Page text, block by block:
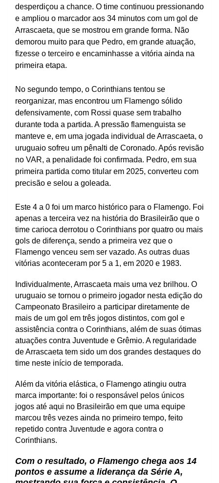
desperdiçou a chance. O time continuou pressionando
e ampliou o marcador aos 34 minutos com um gol de
Arrascaeta, que se mostrou em grande forma. Não
demorou muito para que Pedro, em grande atuação,
fizesse o terceiro e encaminhasse a vitória ainda na
primeira etapa.
No segundo tempo, o Corinthians tentou se
reorganizar, mas encontrou um Flamengo sólido
defensivamente, com Rossi quase sem trabalho
durante toda a partida. A pressão flamenguista se
manteve e, em uma jogada individual de Arrascaeta, o
uruguaio sofreu um pênalti de Coronado. Após revisão
no VAR, a penalidade foi confirmada. Pedro, em sua
primeira partida como titular em 2025, converteu com
precisão e selou a goleada.
Este 4 a 0 foi um marco histórico para o Flamengo. Foi
apenas a terceira vez na história do Brasileirão que o
time carioca derrotou o Corinthians por quatro ou mais
gols de diferença, sendo a primeira vez que o
Flamengo venceu sem ser vazado. As outras duas
vitórias aconteceram por 5 a 1, em 2020 e 1983.
Individualmente, Arrascaeta mais uma vez brilhou. O
uruguaio se tornou o primeiro jogador nesta edição do
Campeonato Brasileiro a participar diretamente de
mais de um gol em três jogos distintos, com gol e
assistência contra o Corinthians, além de suas ótimas
atuações contra Juventude e Grêmio. A regularidade
de Arrascaeta tem sido um dos grandes destaques do
time neste início de temporada.
Além da vitória elástica, o Flamengo atingiu outra
marca importante: foi o responsável pelos únicos
jogos até aqui no Brasileirão em que uma equipe
marcou três vezes ainda no primeiro tempo, feito
repetido contra Juventude e agora contra o
Corinthians.
Com o resultado, o Flamengo chega aos 14
pontos e assume a liderança da Série A,